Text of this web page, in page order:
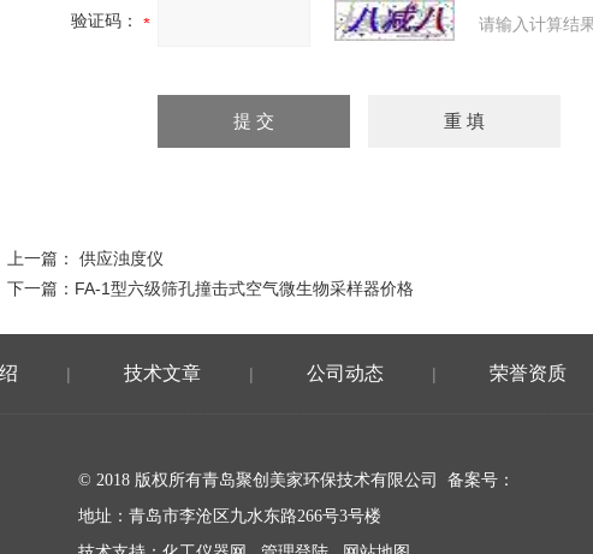
验证码： 请输入计算结
上一篇： 供应浊度仪
下一篇： FA-1型六级筛孔撞击式空气微生物采样器价格
| 技术文章 | 公司动态 | 荣誉资质
© 2018 版权所有青岛聚创美家环保技术有限公司 备案号：
地址：青岛市李沧区九水东路266号3号楼